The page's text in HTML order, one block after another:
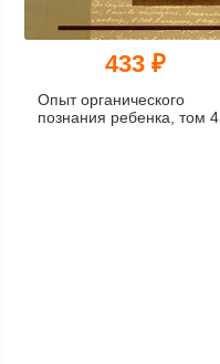
433 ₽
Опыт органического
познания ребенка, том 4